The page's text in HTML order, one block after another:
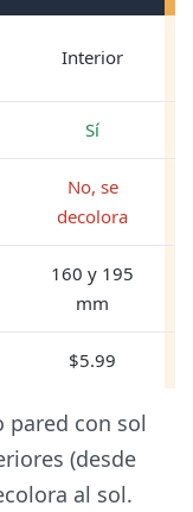
Interior
Sí
No, se
decolora
160 y 195
mm
$5.99
pared con sol
(desde
al sol.